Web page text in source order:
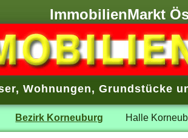
ImmobilienMarkt
, Wohnungen, Grundstücke
Bezirk Korneuburg Halle